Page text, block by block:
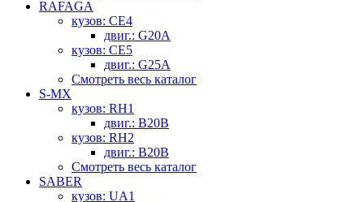
RAFAGA
кузов: CE4
двиг.: G20A
кузов: CE5
двиг.: G25A
Смотреть весь каталог
S-MX
кузов: RH1
двиг.: B20B
кузов: RH2
двиг.: B20B
Смотреть весь каталог
SABER
кузов: UA1